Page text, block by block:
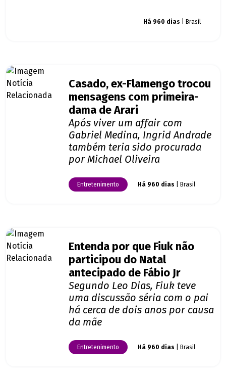
Há 960 dias | Brasil
Casado, ex-Flamengo trocou
mensagens com primeira-
dama de Arari
Após viver um affair com
Gabriel Medina, Ingrid Andrade
também teria sido procurada
por Michael Oliveira
Entretenimento Há 960 dias | Brasil
Entenda por que Fiuk não
participou do Natal
antecipado de Fábio Jr
Segundo Leo Dias, Fiuk teve
uma discussão séria com o pai
há cerca de dois anos por causa
da mãe
Entretenimento Há 960 dias | Brasil